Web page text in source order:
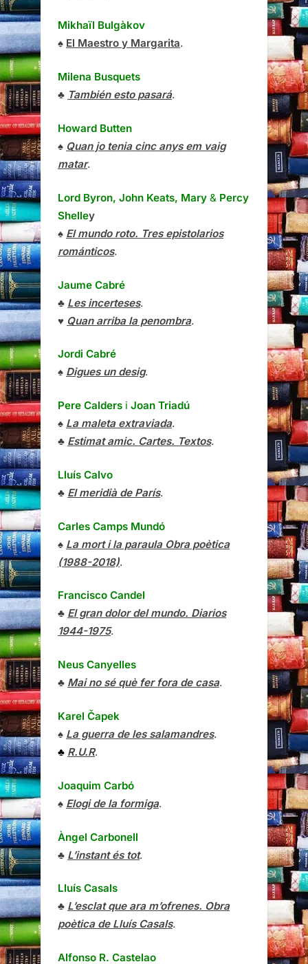
Mikhaïl Bulgàkov
♠ El Maestro y Margarita.
Milena Busquets
♣ También esto pasará.
Howard Butten
♠ Quan jo tenia cinc anys em vaig
matar.
Lord Byron, John Keats, Mary & Percy
Shelley
♠ El mundo roto. Tres epistolarios
románticos.
Jaume Cabré
♣ Les incerteses.
♥ Quan arriba la penombra.
Jordi Cabré
♠ Digues un desig.
Pere Calders i Joan Triadú
♠ La maleta extraviada.
♣ Estimat amic. Cartes. Textos.
Lluís Calvo
♣ El meridià de París.
Carles Camps Mundó
♠ La mort i la paraula Obra poètica
(1988-2018).
Francisco Candel
♣ El gran dolor del mundo. Diarios
1944-1975.
Neus Canyelles
♣ Mai no sé què fer fora de casa.
Karel Čapek
♠ La guerra de les salamandres.
♣ R.U.R.
Joaquim Carbó
♠ Elogi de la formiga.
Àngel Carbonell
♣ L’instant és tot.
Lluís Casals
♣ L’esclat que ara m’ofrenes. Obra
poètica de Lluís Casals.
Alfonso R. Castelao